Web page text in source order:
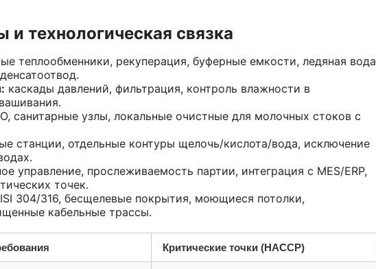
технологическая связка
теплообменники, рекуперация, буферные емкости, ледяная вода
каскады давлений, фильтрация, контроль влажности в
санитарные узлы, локальные очистные для молочных стоков с
станции, отдельные контуры щелочь/кислота/вода, исключение
управление, прослеживаемость партии, интеграция с MES/ERP,
точек.
304/316, бесщелевые покрытия, моющиеся потолки,
кабельные трассы.
Критические точки (HACCP)